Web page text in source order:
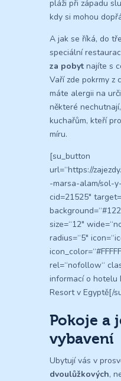
pláži při západu
kdy si mohou
A jak se říká, do
speciální
za pobyt najíte s
Vaří zde pokrmy z
máte alergii na
některé
kuchařům, kteří
míru.
[su_button
url=“https://
-marsa-alam/sol-
cid=21525″
size=“12″
radius=“5″
rel=“nofollow“
informací o hotelu
Resort v Egyptě[/
Pokoje a
vybavení
Ubytují vás v
dvoulůžkových,